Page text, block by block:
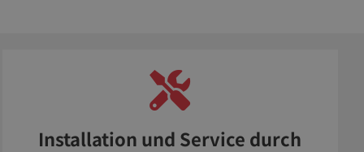
Installation und Service durch